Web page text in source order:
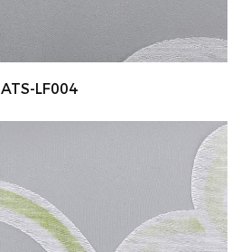
ATS-LF004